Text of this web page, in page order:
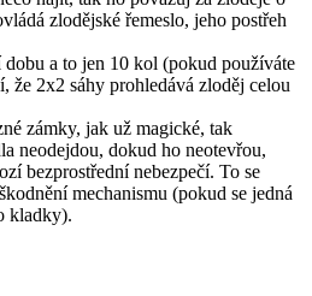
zlodějské řemeslo, jeho postřeh
a to jen 10 kol (pokud používáte
že 2x2 sáhy prohledává zloděj celou
zámky, jak už magické, tak
neodejdou, dokud ho neotevřou,
bezprostřední nebezpečí. To se
mechanismu (pokud se jedná
kladky).